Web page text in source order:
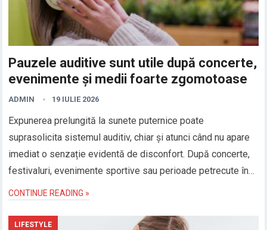
Pauzele auditive sunt utile după concerte,
evenimente și medii foarte zgomotoase
ADMIN 19 IULIE 2026
Expunerea prelungită la sunete puternice poate
suprasolicita sistemul auditiv, chiar și atunci când nu apare
imediat o senzație evidentă de disconfort. După concerte,
festivaluri, evenimente sportive sau perioade petrecute în…
CONTINUE READING »
LIFESTYLE